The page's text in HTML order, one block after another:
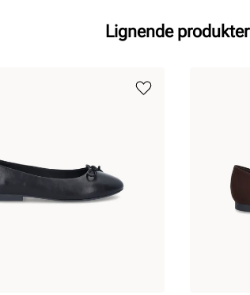
Lignende produkter